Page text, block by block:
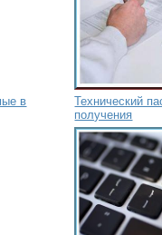
в
Технический
получения